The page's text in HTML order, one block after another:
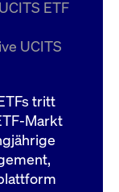
ETF
UCITS
tritt
Markt